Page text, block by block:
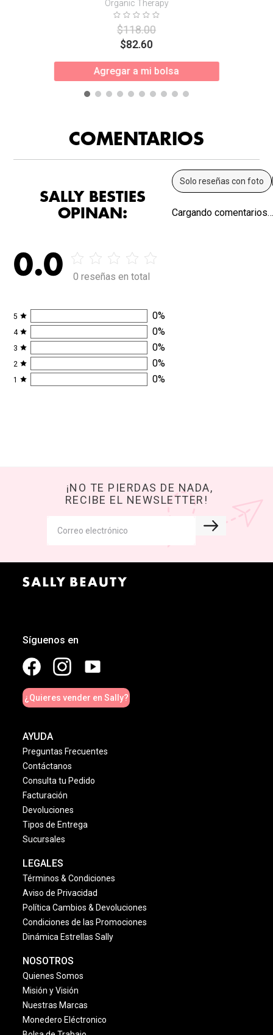
Organic Therapy
$118.00
$82.60
Agregar a mi bolsa
COMENTARIOS
SALLY BESTIES
OPINAN:
0.0 0 reseñas en total
5 0%
4 0%
3 0%
2 0%
1 0%
Solo reseñas con foto
Cargando
¡NO TE PIERDAS DE NADA,
RECIBE EL NEWSLETTER!
Síguenos en
¿Quieres vender en Sally?
AYUDA
Preguntas Frecuentes
Contáctanos
Consulta tu Pedido
Facturación
Devoluciones
Tipos de Entrega
Sucursales
LEGALES
Términos & Condiciones
Aviso de Privacidad
Política Cambios & Devoluciones
Condiciones de las Promociones
Dinámica Estrellas Sally
NOSOTROS
Quienes Somos
Misión y Visión
Nuestras Marcas
Monedero Eléctronico